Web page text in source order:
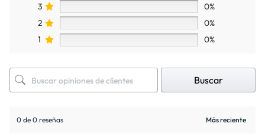
3
0%
2
0%
1
0%
Buscar
0 de 0 reseñas